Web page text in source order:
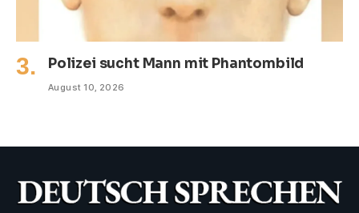
Polizei sucht Mann mit Phantombild
August 10, 2026